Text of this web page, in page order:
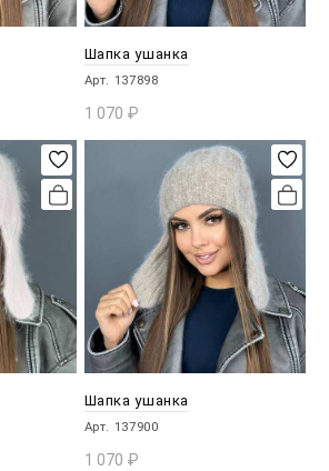
Шапка ушанка
Арт. 137898
1 070 ₽
В КОРЗИНУ
Шапка ушанка
Арт. 137900
1 070 ₽